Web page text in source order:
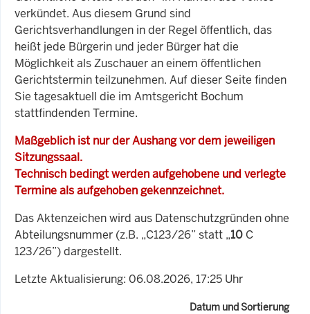
verkündet. Aus diesem Grund sind
Gerichtsverhandlungen in der Regel öffentlich, das
heißt jede Bürgerin und jeder Bürger hat die
Möglichkeit als Zuschauer an einem öffentlichen
Gerichtstermin teilzunehmen. Auf dieser Seite finden
Sie tagesaktuell die im Amtsgericht Bochum
stattfindenden Termine.
Maßgeblich ist nur der Aushang vor dem jeweiligen
Sitzungssaal.
Technisch bedingt werden aufgehobene und verlegte
Termine als aufgehoben gekennzeichnet.
Das Aktenzeichen wird aus Datenschutzgründen ohne
Abteilungsnummer (z.B. „C123/26” statt „10 C
123/26”) dargestellt.
Letzte Aktualisierung: 06.08.2026, 17:25 Uhr
Datum und Sortierung